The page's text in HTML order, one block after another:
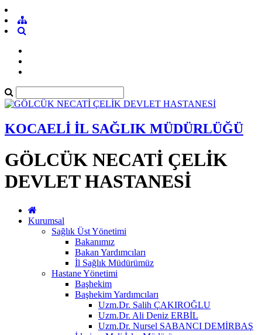
KOCAELİ İL SAĞLIK MÜDÜRLÜĞÜ
GÖLCÜK NECATİ ÇELİK
DEVLET HASTANESİ
Kurumsal
Sağlık Üst Yönetimi
Bakanımız
Bakan Yardımcıları
İl Sağlık Müdürümüz
Hastane Yönetimi
Başhekim
Başhekim Yardımcıları
Uzm.Dr. Salih ÇAKIROĞLU
Uzm.Dr. Ali Deniz ERBİL
Uzm.Dr. Nursel SABANCI DEMİRBAŞ